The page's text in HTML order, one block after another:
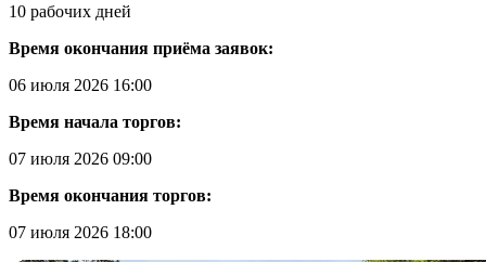
10 рабочих дней
Время окончания приёма заявок:
06 июля 2026 16:00
Время начала торгов:
07 июля 2026 09:00
Время окончания торгов:
07 июля 2026 18:00